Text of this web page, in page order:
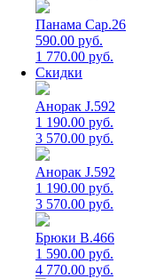
Панама Cap.26
590.00 руб.
1 770.00 руб.
Скидки
Анорак J.592
1 190.00 руб.
3 570.00 руб.
Анорак J.592
1 190.00 руб.
3 570.00 руб.
Брюки B.466
1 590.00 руб.
4 770.00 руб.